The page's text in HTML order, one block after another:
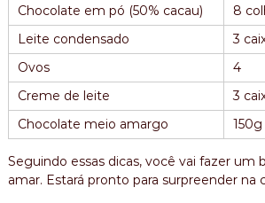
Chocolate em pó (50% cacau)
8
Leite condensado
3
Ovos
4
Creme de leite
3
Chocolate meio amargo
150g
Seguindo essas dicas, você vai fazer um
amar. Estará pronto para surpreender na